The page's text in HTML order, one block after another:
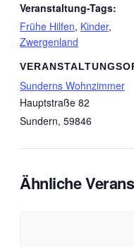
Veranstaltung-Tags:
Frühe Hilfen, Kinder,
Zwergenland
Sunderns Wohnzimmer
Hauptstraße 82
Sundern, 59846
Ähnliche